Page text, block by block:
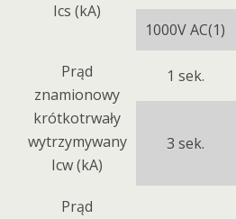
Ics (kA)
1000V AC(1)
Prąd
znamionowy
krótkotrwały
wytrzymywany
Icw (kA)
1 sek.
3 sek.
Prąd